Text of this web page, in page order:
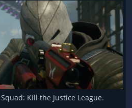
Kill the Justice League.